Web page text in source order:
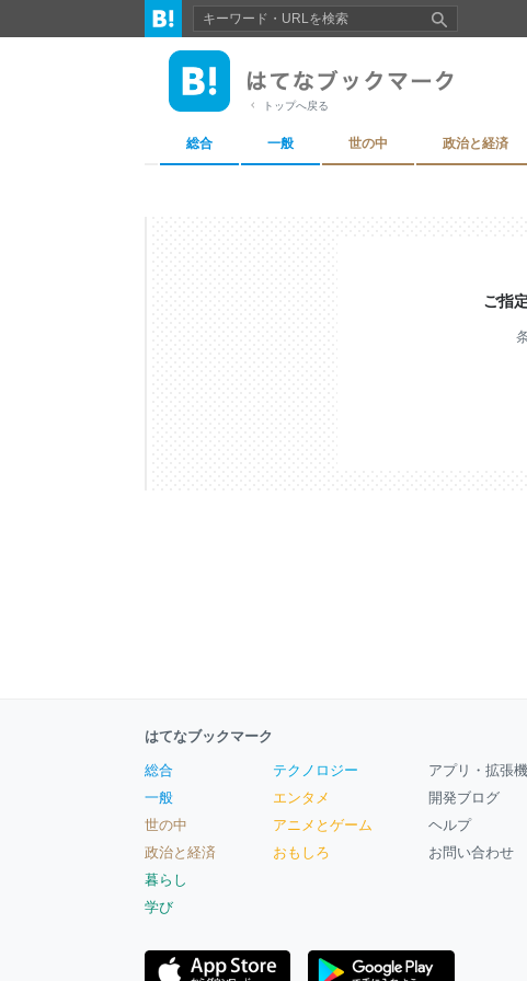
トップへ戻る
総合 一般 世の中 政治と経済
ご指
はてなブックマーク
総合
一般
世の中
政治と経済
暮らし
学び
テクノロジー
エンタメ
アニメとゲーム
おもしろ
アプリ・拡張
開発ブログ
ヘルプ
お問い合わせ